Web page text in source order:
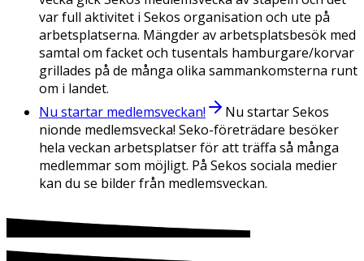
var full aktivitet i Sekos organisation och ute på
arbetsplatserna. Mängder av arbetsplatsbesök med
samtal om facket och tusentals hamburgare/korvar
grillades på de många olika sammankomsterna runt
om i landet.
Nu startar medlemsveckan!
Nu startar Sekos
nionde medlemsvecka! Seko-företrädare besöker
hela veckan arbetsplatser för att träffa så många
medlemmar som möjligt. På Sekos sociala medier
kan du se bilder från medlemsveckan.